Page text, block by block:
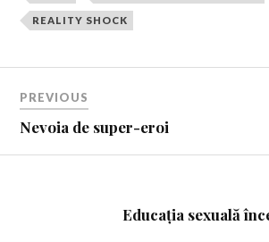
REALITY SHOCK
PREVIOUS
Nevoia de super-eroi
Educația sexuală